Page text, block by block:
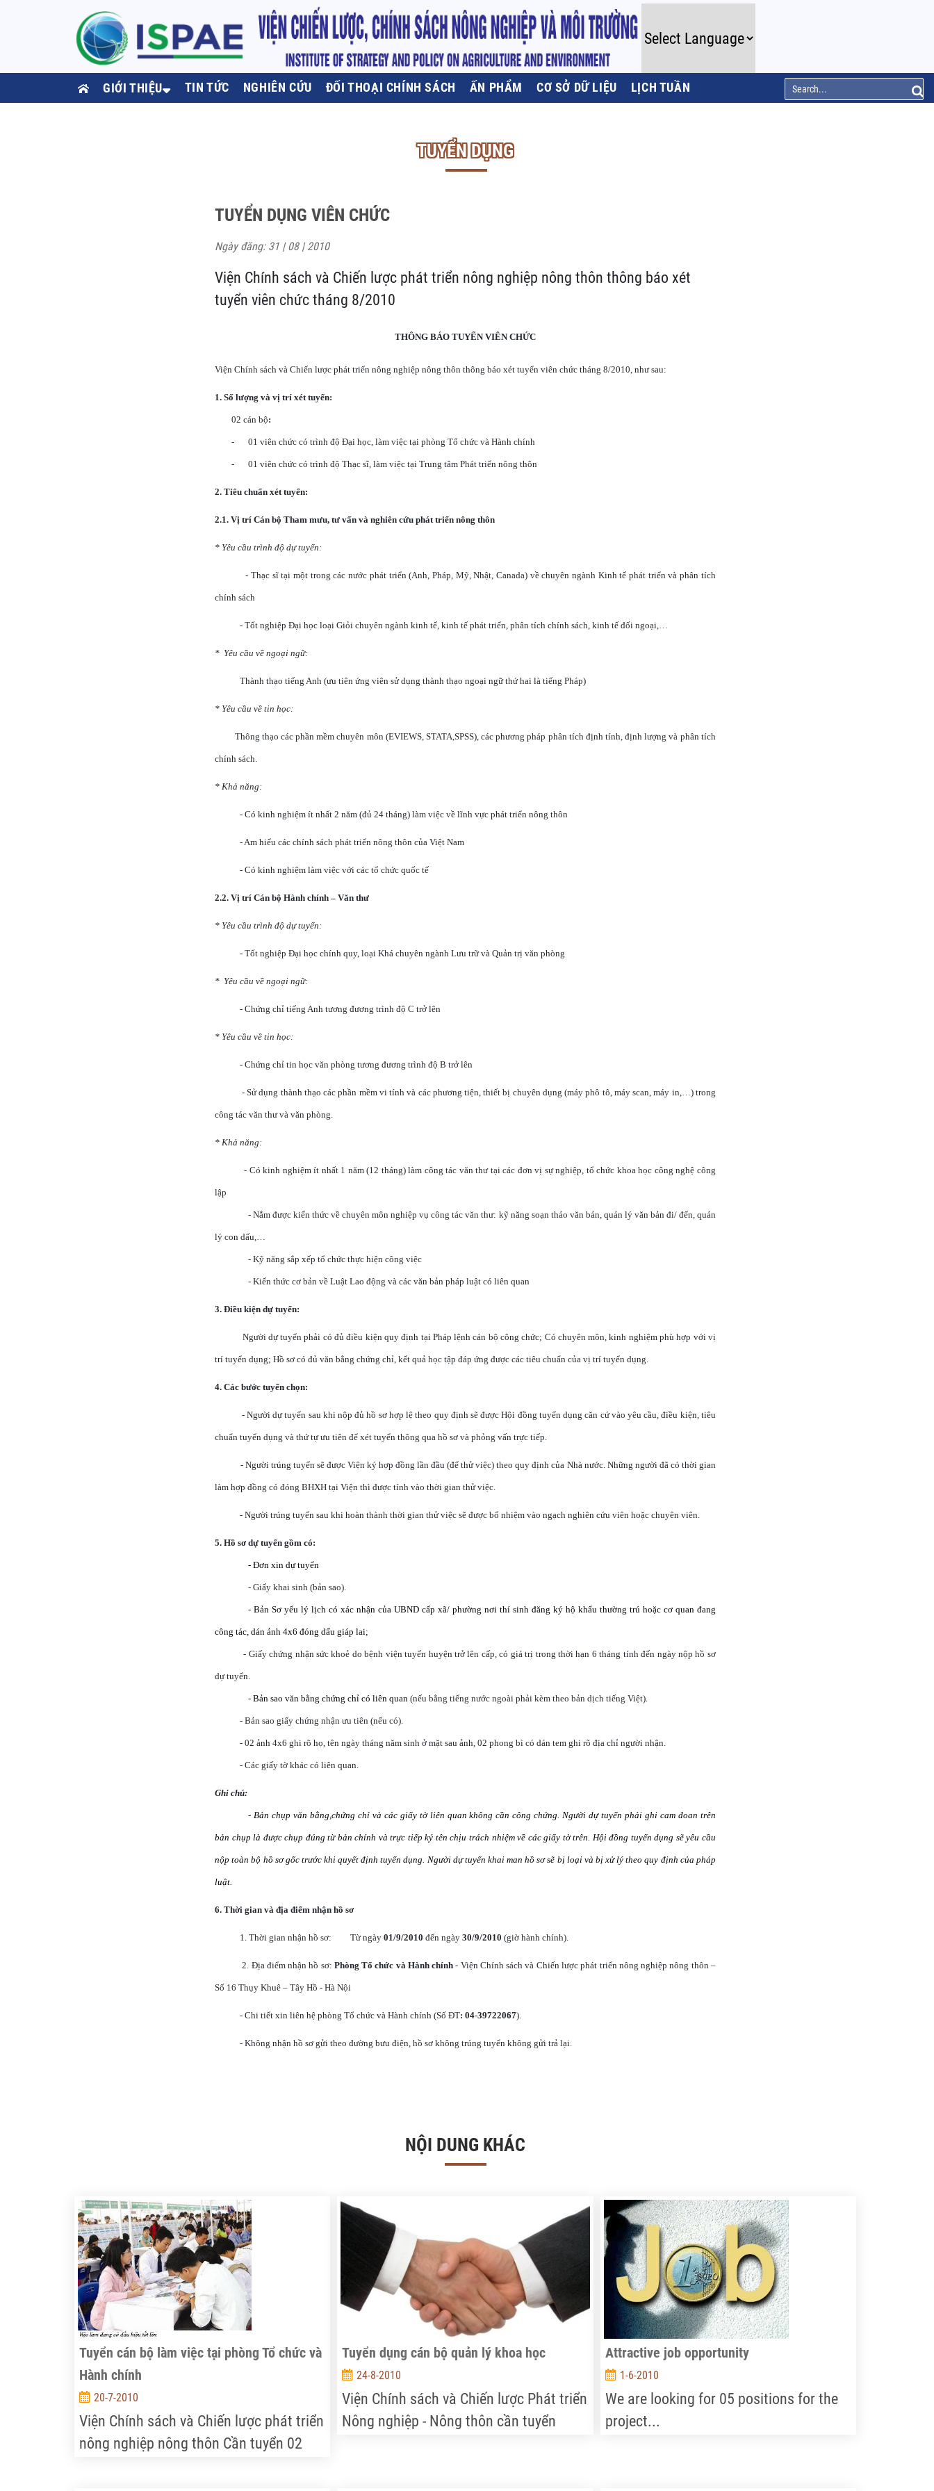
GIỚI THIỆU TIN TỨC NGHIÊN CỨU ĐỐI THOẠI CHÍNH SÁCH ẤN PHẨM CƠ SỞ DỮ LIỆU LỊCH TUẦN
TUYỂN DỤNG
TUYỂN DỤNG VIÊN CHỨC
Ngày đăng: 31 | 08 | 2010
Viện Chính sách và Chiến lược phát triển nông nghiệp nông thôn thông báo xét
tuyển viên chức tháng 8/2010
THÔNG BÁO TUYỂN VIÊN CHỨC
Viện Chính sách và Chiến lược phát triển nông nghiệp nông thôn thông báo xét tuyển viên chức tháng 8/2010, như sau:
1. Số lượng và vị trí xét tuyển:
02 cán bộ:
- 01 viên chức có trình độ Đại học, làm việc tại phòng Tổ chức và Hành chính
- 01 viên chức có trình độ Thạc sĩ, làm việc tại Trung tâm Phát triển nông thôn
2. Tiêu chuẩn xét tuyển:
2.1. Vị trí Cán bộ Tham mưu, tư vấn và nghiên cứu phát triển nông thôn
* Yêu cầu trình độ dự tuyển:
- Thạc sĩ tại một trong các nước phát triển (Anh, Pháp, Mỹ,Nhật Canada) về chuyên ngành Kinh tế phát triển và phân tích
chính sách
- Tốt nghiệp Đại học loại Giỏi chuyên ngành kinh tế, kinh tế phát triển, phân tích chính sách, kinh tế đối ngoại,…
* Yêu cầu về ngoại ngữ:
Thành thạo tiếng Anh (ưu tiên ứng viên sử dụng thành thạo ngoại ngữ thứ hai là tiếng Pháp)
* Yêu cầu về tin học:
Thông thạo các phần mềm chuyên môn (EVIEWS, STATA,SPSS), các phương pháp phân tích định tính, định lượng và phân tích
chính sách.
* Khả năng:
- Có kinh nghiệm ít nhất 2 năm (đủ 24 tháng) làm việc về lĩnh vực phát triển nông thôn
- Am hiểu các chính sách phát triển nông thôn của ViệtNam
- Có kinh nghiệm làm việc với các tổ chức quốc tế
2.2. Vị trí Cán bộ Hành chính – Văn thư
* Yêu cầu trình độ dự tuyển:
- Tốt nghiệp Đại học chính quy, loại Khá chuyên ngành Lưu trữ và Quản trị văn phòng
* Yêu cầu về ngoại ngữ:
-Chứng chỉ tiếng Anh tương đương trình độ C trở lên
* Yêu cầu về tin học:
- Chứng chỉ tin học văn phòng tương đương trình độ B trở lên
-Sử dụng thành thạo các phần mềm vi tính và các phương tiện, thiết bị chuyên dụng (máy phô tô, máy scan, máy in,…) trong
công tác văn thư và văn phòng.
* Khả năng:
- Có kinh nghiệm ít nhất 1 năm (12 tháng) làm công tác văn thư tại các đơn vị sự nghiệp, tổ chức khoa học công nghệ công
lập
- Nắm được kiến thức về chuyên môn nghiệp vụ công tác văn thư: kỹ năng soạn thảo văn bản, quản lý văn bản đi/ đến, quản
lý con dấu,…
- Kỹ năng sắp xếp tổ chức thực hiện công việc
- Kiến thức cơ bản về Luật Lao động và các văn bản pháp luật có liên quan
3. Điều kiện dự tuyển:
Người dự tuyển phải có đủ điều kiện quy định tại Pháp lệnh cán bộ công chức; Có chuyên môn, kinh nghiệm phù hợp với vị
trí tuyển dụng; Hồ sơ có đủ văn bằng chứng chỉ, kết quả học tập đáp ứng được các tiêu chuẩn của vị trí tuyển dụng.
4. Các bước tuyển chọn:
- Người dự tuyển sau khi nộp đủ hồ sơ hợp lệ theo quy định sẽ được Hội đồng tuyển dụng căn cứ vào yêu cầu, điều kiện, tiêu
chuẩn tuyển dụng và thứ tự ưu tiên để xét tuyển thông qua hồ sơ và phỏng vấn trực tiếp.
- Người trúng tuyển sẽ được Viện ký hợp đồng lần đầu (để thử việc) theo quy định của Nhà nước. Những người đã có thời gian
làm hợp đồng có đóng BHXH tại Viện thì được tính vào thời gian thử việc.
- Người trúng tuyển sau khi hoàn thành thời gian thử việc sẽ được bổ nhiệm vào ngạch nghiên cứu viên hoặc chuyên viên.
5.Hồ sơ dự tuyển gồm có:
- Đơn xin dự tuyển
- Giấy khai sinh (bản sao).
- Bản Sơ yếu lý lịch có xác nhận của UBND cấp xã/ phường nơi thí sinh đăng ký hộ khẩu thường trú hoặc cơ quan đang
công tác, dán ảnh 4x6 đóng dấu giáp lai;
- Giấy chứng nhận sức khoẻ do bệnh viện tuyến huyện trở lên cấp, có giá trị trong thời hạn 6 tháng tính đến ngày nộp hồ sơ
dự tuyển.
- Bản sao văn bằng chứng chỉ có liên quan(nếu bằng tiếng nước ngoài phải kèm theo bản dịch tiếng Việt).
- Bản sao giấy chứng nhận ưu tiên (nếu có).
- 02 ảnh 4x6 ghi rõ họ, tên ngày tháng năm sinh ở mặt sau ảnh, 02 phong bì có dán tem ghi rõ địa chỉ người nhận.
- Các giấy tờ khác có liên quan.
Ghi chú:
- Bản chụp văn bằng,chứng chỉ và các giấy tờ liên quan không cần công chứng. Người dự tuyển phải ghi cam đoan trên
bản chụp là được chụp đúng từ bản chính và trực tiếp ký tên chịu trách nhiệm về các giấy tờ trên. Hội đồng tuyển dụng sẽ yêu cầu
nộp toàn bộ hồ sơ gốc trước khi quyết định tuyển dụng. Người dự tuyển khai man hồ sơ sẽ bị loại và bị xử lý theo quy định của pháp
luật.
6.Thời gian và địa điểm nhận hồ sơ
1. Thời gian nhận hồ sơ: Từ ngày01/9/2010 đến ngày30/9/2010 (giờ hành chính).
2. Địa điểm nhận hồ sơ: Phòng Tổ chức và Hành chính- Viện Chính sách và Chiến lược phát triển nông nghiệp nông thôn –
Số 16 Thụy Khuê – Tây Hồ - Hà Nội
- Chi tiết xin liên hệ phòng Tổ chức và Hành chính (Số ĐT: 04-39722067).
- Không nhận hồ sơ gửi theo đường bưu điện, hồ sơ không trúng tuyển không gửi trả lại.
NỘI DUNG KHÁC
Tuyển cán bộ làm việc tại phòng Tổ chức và
Hành chính
20-7-2010
Viện Chính sách và Chiến lược phát triển
nông nghiệp nông thôn Cần tuyển 02
Tuyển dụng cán bộ quản lý khoa học
24-8-2010
Viện Chính sách và Chiến lược Phát triển
Nông nghiệp - Nông thôn cần tuyển
Attractive job opportunity
1-6-2010
We are looking for 05 positions for the
project...